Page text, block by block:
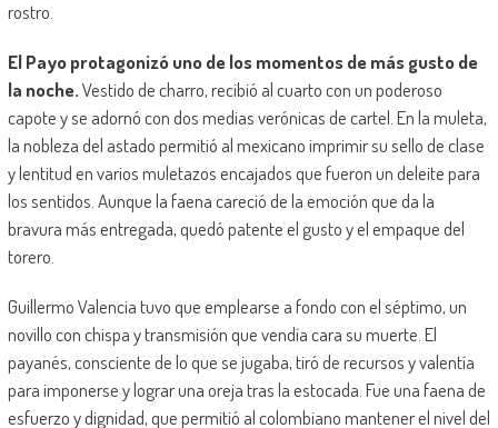
rostro.
El Payo protagonizó uno de los momentos de más gusto de
la noche.Vestido de charro, recibió al cuarto con un poderoso
capote y se adornó con dos medias verónicas de cartel. En la muleta,
la nobleza del astado permitió al mexicano imprimir su sello de clase
y lentitud en varios muletazos encajados que fueron un deleite para
los sentidos. Aunque la faena careció de la emoción que da la
bravura más entregada, quedó patente el gusto y el empaque del
torero.
Guillermo Valencia tuvo que emplearse a fondo con el séptimo, un
novillo con chispa y transmisión que vendía cara su muerte. El
payanés, consciente de lo que se jugaba, tiró de recursos y valentía
para imponerse y lograr una oreja tras la estocada. Fue una faena de
esfuerzo y dignidad, que permitió al colombiano mantener el nivel del